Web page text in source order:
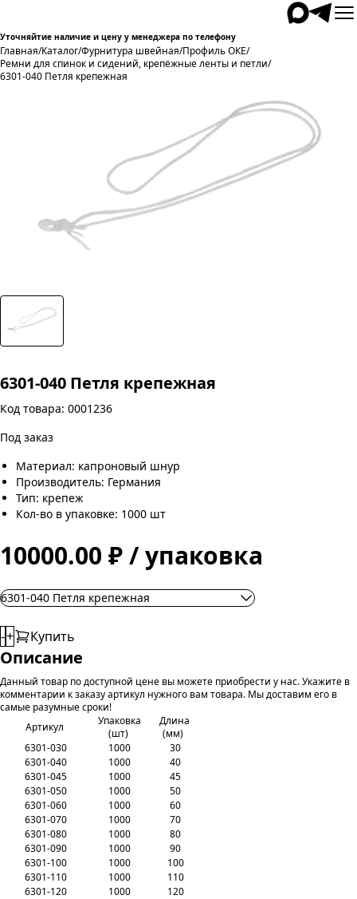
Уточняйтие наличие и цену у менеджера по телефону
Главная/Каталог/Фурнитура швейная/Профиль ОКЕ/
Ремни для спинок и сидений, крепёжные ленты и петли/
6301-040 Петля крепежная
6301-040 Петля крепежная
Код товара: 0001236
Под заказ
Материал: капроновый шнур
Производитель: Германия
Тип: крепеж
Кол-во в упаковке: 1000 шт
10000.00 ₽ / упаковка
6301-040 Петля крепежная
-+ Купить
Описание
Данный товар по доступной цене вы можете приобрести у нас. Укажите в
комментарии к заказу артикул нужного вам товара. Мы доставим его в
самые разумные сроки!
Артикул
Упаковка
(шт)
Длина
(мм)
6301-030
1000
30
6301-040
1000
40
6301-045
1000
45
6301-050
1000
50
6301-060
1000
60
6301-070
1000
70
6301-080
1000
80
6301-090
1000
90
6301-100
1000
100
6301-110
1000
110
6301-120
1000
120